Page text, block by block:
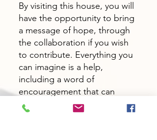
By visiting this house, you will
have the opportunity to bring
a message of hope, through
the collaboration if you wish
to contribute. Everything you
can imagine is a help,
including a word of
encouragement that can
reach not only the ears but
also the heartbeats of the